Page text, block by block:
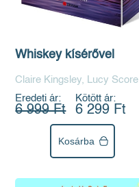
Whiskey kísérővel
Claire Kingsley, Lucy Score
Eredeti ár:
6 999 Ft
Kötött ár:
6 299 Ft
Kosárba